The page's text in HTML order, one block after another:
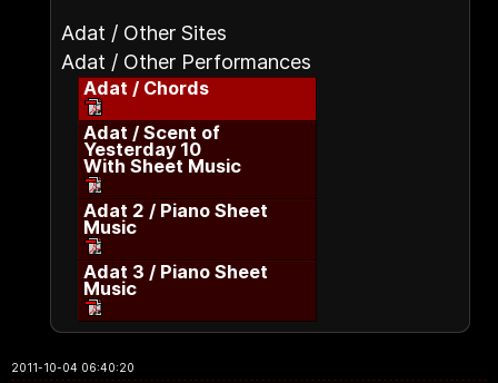
Adat / Other Sites
Adat / Other Performances
Adat / Chords
Adat / Scent of
Yesterday 10
With Sheet Music
Adat 2 / Piano Sheet
Music
Adat 3 / Piano Sheet
Music
2011-10-04 06:40:20